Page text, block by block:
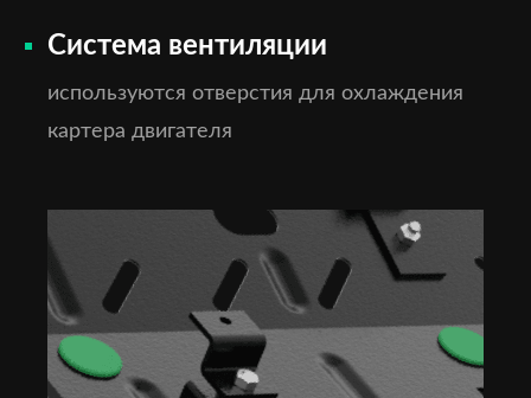
Система вентиляции
используются отверстия для охлаждения
картера двигателя